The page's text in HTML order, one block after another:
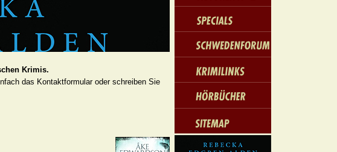
Krimis.
das Kontaktformular oder schreiben Sie